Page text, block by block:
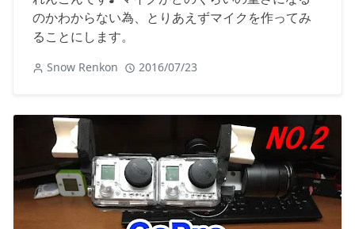
のかわからない為、とりあえずマイクを作ってみ
ることにします。
Snow Renkon 2016/07/23